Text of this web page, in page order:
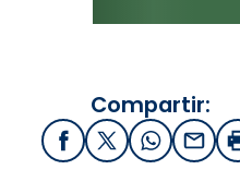
Compartir:
FacebookX / TwitterEmail